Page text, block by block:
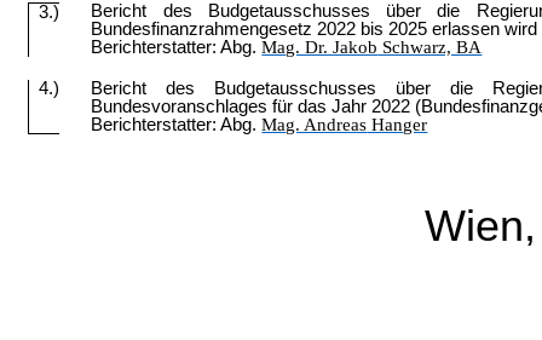
3.)
Bericht des Budgetausschusses über die
Bundesfinanzrahmengesetz 2022 bis 2025 erlassen
Berichterstatter: Abg.Mag. Dr. Jakob Schwarz, BA
4.)
Bericht des Budgetausschusses über die
Bundesvoranschlages für das Jahr 2022
Berichterstatter: Abg.Mag. Andreas Hanger